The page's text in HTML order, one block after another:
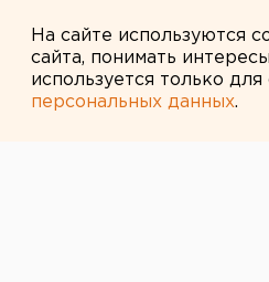
На сайте используются
сайта, понимать
используется только
персональных данных.